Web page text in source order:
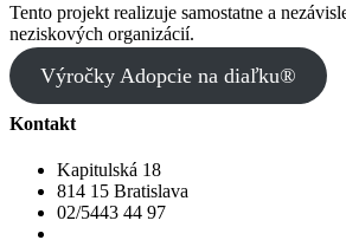
Tento projekt realizuje samostatne a
neziskových organizácií.
Výročky Adopcie na diaľku®
Kontakt
Kapitulská 18
814 15 Bratislava
02/5443 44 97